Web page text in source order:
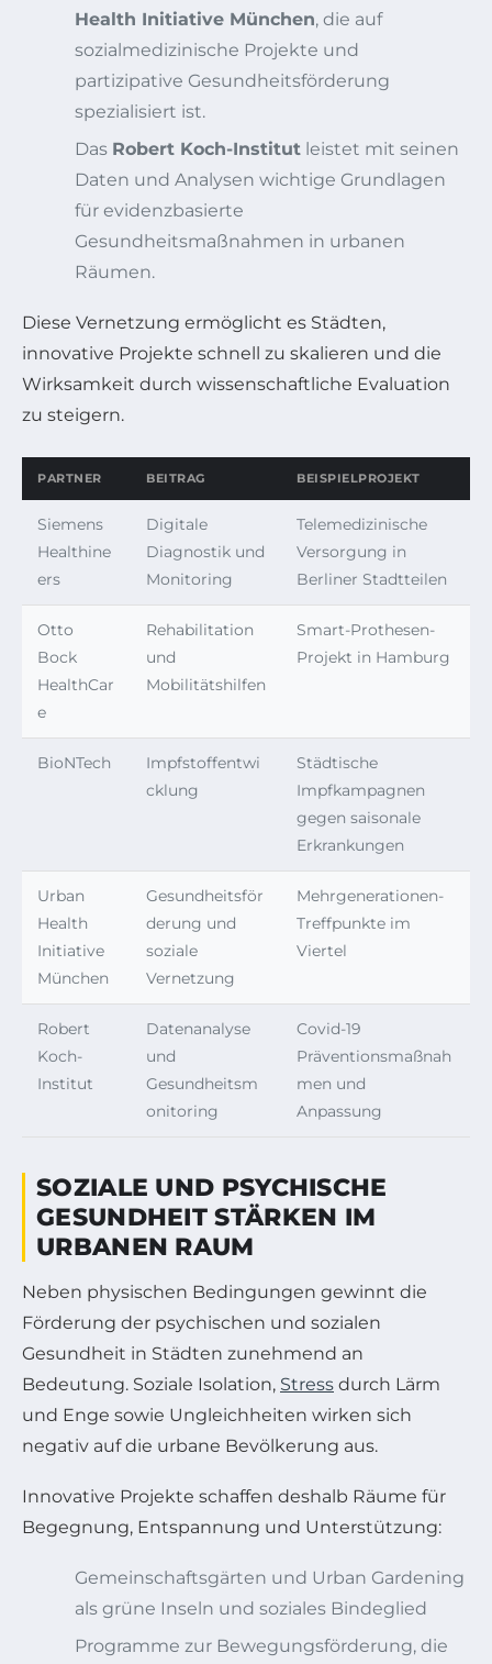
Health Initiative München, die auf
sozialmedizinische Projekte und
partizipative Gesundheitsförderung
spezialisiert ist.
Das Robert Koch-Institut leistet mit seinen
Daten und Analysen wichtige Grundlagen
für evidenzbasierte
Gesundheitsmaßnahmen in urbanen
Räumen.
Diese Vernetzung ermöglicht es Städten,
innovative Projekte schnell zu skalieren und die
Wirksamkeit durch wissenschaftliche Evaluation
zu steigern.
PARTNER BEITRAG BEISPIELPROJEKT
Siemens
Healthine
ers
Digitale
Diagnostik und
Monitoring
Telemedizinische
Versorgung in
Berliner Stadtteilen
Otto
Bock
HealthCar
e
Rehabilitation
und
Mobilitätshilfen
Smart-Prothesen-
Projekt in Hamburg
BioNTech
Impfstoffentwi
cklung
Städtische
Impfkampagnen
gegen saisonale
Erkrankungen
Urban
Health
Initiative
München
Gesundheitsför
derung und
soziale
Vernetzung
Mehrgenerationen-
Treffpunkte im
Viertel
Robert
Koch-
Institut
Datenanalyse
und
Gesundheitsm
onitoring
Covid-19
Präventionsmaßnah
men und
Anpassung
SOZIALE UND PSYCHISCHE
GESUNDHEIT STÄRKEN IM
URBANEN RAUM
Neben physischen Bedingungen gewinnt die
Förderung der psychischen und sozialen
Gesundheit in Städten zunehmend an
Bedeutung. Soziale Isolation, Stress durch Lärm
und Enge sowie Ungleichheiten wirken sich
negativ auf die urbane Bevölkerung aus.
Innovative Projekte schaffen deshalb Räume für
Begegnung, Entspannung und Unterstützung:
Gemeinschaftsgärten und Urban Gardening
als grüne Inseln und soziales Bindeglied
Programme zur Bewegungsförderung, die